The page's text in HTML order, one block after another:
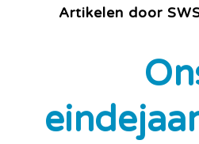
Artikelen door